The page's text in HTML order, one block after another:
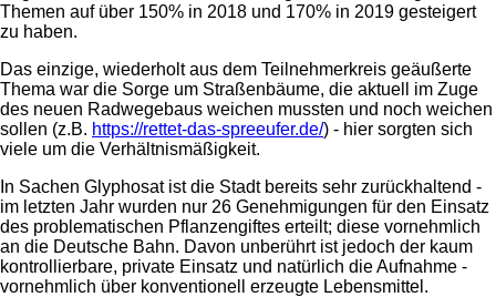
Themen auf über 150% in 2018 und 170% in 2019 gesteigert
zu haben.
Das einzige, wiederholt aus dem Teilnehmerkreis geäußerte
Thema war die Sorge um Straßenbäume, die aktuell im Zuge
des neuen Radwegebaus weichen mussten und noch weichen
sollen (z.B. https://rettet-das-spreeufer.de/) - hier sorgten sich
viele um die Verhältnismäßigkeit.
In Sachen Glyphosat ist die Stadt bereits sehr zurückhaltend -
im letzten Jahr wurden nur 26 Genehmigungen für den Einsatz
des problematischen Pflanzengiftes erteilt; diese vornehmlich
an die Deutsche Bahn. Davon unberührt ist jedoch der kaum
kontrollierbare, private Einsatz und natürlich die Aufnahme -
vornehmlich über konventionell erzeugte Lebensmittel.